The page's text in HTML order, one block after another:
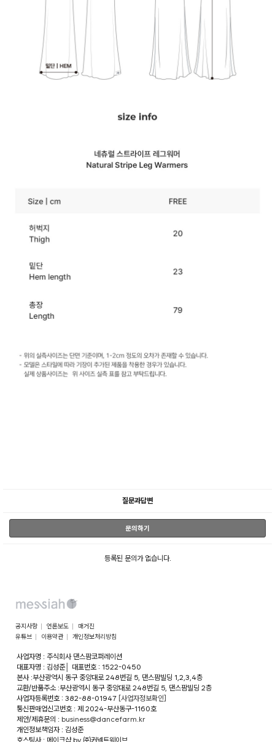
질문과답변
문의하기
등록된 문의가 없습니다.
공지사항 언론보도
매거진
유튜브
이용약관 개인정보처리방침
사업자명 : 주식회사 댄스팜코퍼레이션
대표자명 : 김성준│
대표번호 : 1522-0450
본사 :부산광역시 동구 중앙대로 248번길 5, 댄스팜빌딩 1,2,3,4층
교환/반품주소 :부산광역시 동구 중앙대로 248번길 5, 댄스팜빌딩 2층
사업자등록번호 : 382-88-01947 [사업자정보확인]
통신판매업신고번호 : 제 2024-부산동구-1160호
제안/제휴문의 : business@dancefarm.kr
개인정보책임자 : 김성준